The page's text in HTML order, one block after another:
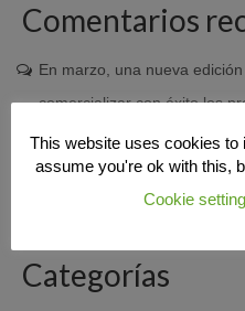
Comentarios
En marzo, una nueva
comercializar con éxito los
dejes pasar esta
Resumen e imágenes curso
agroalimentaria”
Categorías
This website uses cookies
assume you're ok with this,
Cookie